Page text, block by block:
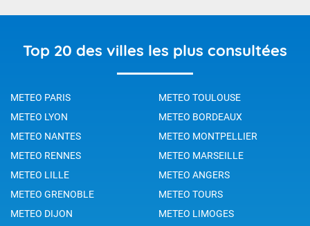
Top 20 des villes les plus consultées
METEO PARIS
METEO TOULOUSE
METEO LYON
METEO BORDEAUX
METEO NANTES
METEO MONTPELLIER
METEO RENNES
METEO MARSEILLE
METEO LILLE
METEO ANGERS
METEO GRENOBLE
METEO TOURS
METEO DIJON
METEO LIMOGES